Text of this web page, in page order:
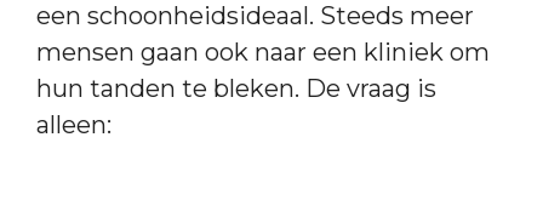
een schoonheidsideaal. Steeds meer
mensen gaan ook naar een kliniek om
hun tanden te bleken. De vraag is
alleen: